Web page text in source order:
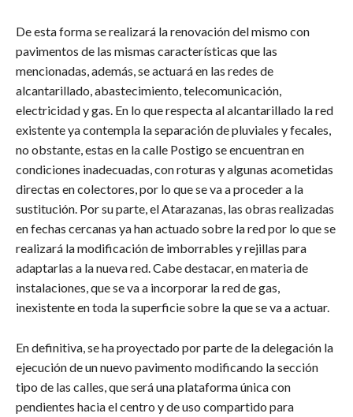
De esta forma se realizará la renovación del mismo con
pavimentos de las mismas características que las
mencionadas, además, se actuará en las redes de
alcantarillado, abastecimiento, telecomunicación,
electricidad y gas. En lo que respecta al alcantarillado la red
existente ya contempla la separación de pluviales y fecales,
no obstante, estas en la calle Postigo se encuentran en
condiciones inadecuadas, con roturas y algunas acometidas
directas en colectores, por lo que se va a proceder a la
sustitución. Por su parte, el Atarazanas, las obras realizadas
en fechas cercanas ya han actuado sobre la red por lo que se
realizará la modificación de imborrables y rejillas para
adaptarlas a la nueva red. Cabe destacar, en materia de
instalaciones, que se va a incorporar la red de gas,
inexistente en toda la superficie sobre la que se va a actuar.
En definitiva, se ha proyectado por parte de la delegación la
ejecución de un nuevo pavimento modificando la sección
tipo de las calles, que será una plataforma única con
pendientes hacia el centro y de uso compartido para